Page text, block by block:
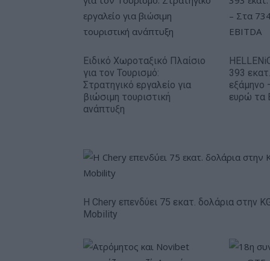
Ειδικό Χωροταξικό Πλαίσιο
για τον Τουρισμό:
Στρατηγικό εργαλείο για
βιώσιμη τουριστική
ανάπτυξη
393
εξάμηνο
ευρώ τα
Η Chery επενδύει 75 εκατ. δολάρια στην
Mobility